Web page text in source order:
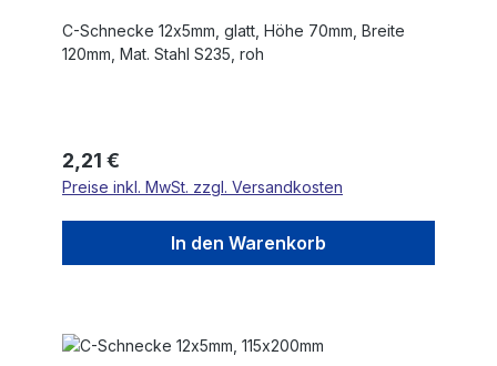
C-Schnecke 12x5mm, glatt, Höhe 70mm, Breite
120mm, Mat. Stahl S235, roh
Regulärer Preis:
2,21 €
Preise inkl. MwSt. zzgl. Versandkosten
In den Warenkorb